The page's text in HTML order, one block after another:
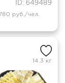
ID: 649489
руб./чел.
14.3 кг